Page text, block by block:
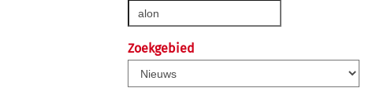
Zoekgebied